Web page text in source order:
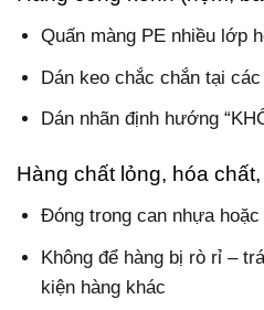
Quấn màng PE nhiều lớp
Dán keo chắc chắn tại
Dán nhãn định hướng
Hàng chất lỏng, hóa
Đóng trong can nhựa
Không để hàng bị rò rỉ –
kiện hàng khác